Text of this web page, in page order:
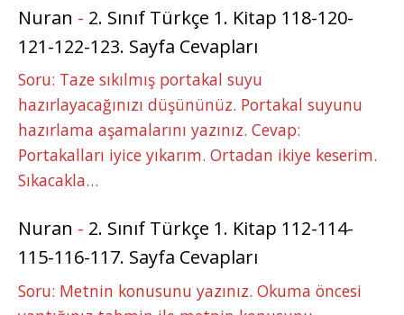
Nuran - 2. Sınıf Türkçe 1. Kitap 118-120-
121-122-123. Sayfa Cevapları
Soru: Taze sıkılmış portakal suyu
hazırlayacağınızı düşününüz. Portakal suyunu
hazırlama aşamalarını yazınız. Cevap:
Portakalları iyice yıkarım. Ortadan ikiye keserim.
Sıkacakla…
Nuran - 2. Sınıf Türkçe 1. Kitap 112-114-
115-116-117. Sayfa Cevapları
Soru: Metnin konusunu yazınız. Okuma öncesi